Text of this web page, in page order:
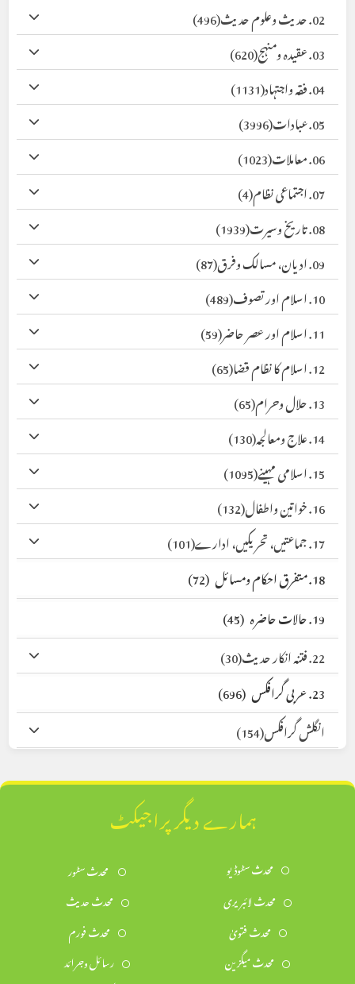
02. حدیث وعلوم حدیث
(496)
03. عقیدہ ومنہج
(620)
04. فقہ واجتہاد
(1131)
05. عبادات
(3996)
06. معاملات
(1023)
07. اجتماعی نظام
(4)
08. تاریخ وسیرت
(1939)
09. ادیان، مسالک وفرق
(87)
10. اسلام اور تصوف
(489)
11. اسلام اور عصر حاضر
(59)
12. اسلام کا نظام قضا
(65)
13. حلال وحرام
(65)
14. علاج ومعالجہ
(130)
15. اسلامی مہینے
(1095)
16. خواتین واطفال
(132)
17. جماعتیں، تحریکیں، ادارے
(101)
18. متفرق احکام ومسائل
(72)
19. حالات حاضرہ
(45)
22. فتنہ انکار حدیث
(30)
23. عربی گرافکس
(696)
انگلش گرافکس(154)
ہمارے دیگر پراجیکٹ
محدث سٹوڈیو
محدث سٹور
محدث لائبریری
محدث حدیث
محدث فتویٰ
محدث فورم
محدث میگزین
رسائل وجرائد